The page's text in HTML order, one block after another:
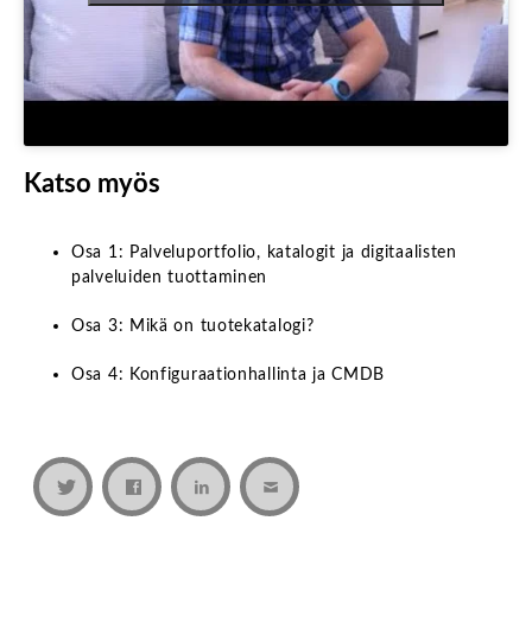
Katso myös
Osa 1: Palveluportfolio, katalogit ja digitaalisten
palveluiden tuottaminen
Osa 3: Mikä on tuotekatalogi?
Osa 4: Konfiguraationhallinta ja CMDB